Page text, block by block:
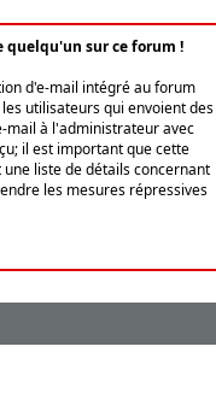
quelqu'un sur ce forum !
d'e-mail intégré au forum
utilisateurs qui envoient des
mail à l'administrateur avec
il est important que cette
liste de détails concernant
les mesures répressives